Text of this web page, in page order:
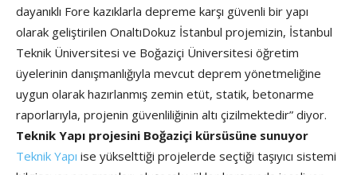
dayanıklı Fore kazıklarla depreme karşı güvenli bir yapı
olarak geliştirilen OnaltıDokuz İstanbul projemizin, İstanbul
Teknik Üniversitesi ve Boğaziçi Üniversitesi öğretim
üyelerinin danışmanlığıyla mevcut deprem yönetmeliğine
uygun olarak hazırlanmış zemin etüt, statik, betonarme
raporlarıyla, projenin güvenliliğinin altı çizilmektedir” diyor.
Teknik Yapı projesini Boğaziçi kürsüsüne sunuyor
Teknik Yapı ise yükselttiği projelerde seçtiği taşıyıcı sistemi